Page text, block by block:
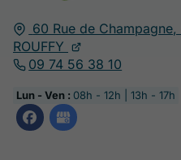
60 Rue de Champagne,
ROUFFY
09 74 56 38 10
Lun - Ven : 08h - 12h | 13h - 17h